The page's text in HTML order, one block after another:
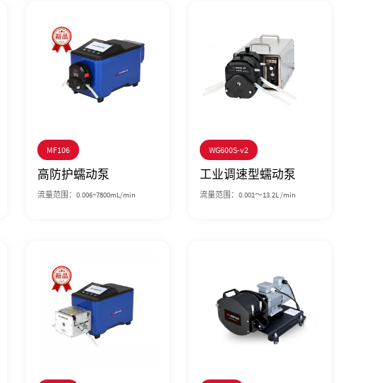
MF106
高防护蠕动泵
流量范围：0.006~7800mL/min
WG600S-v2
工业调速型蠕动泵
流量范围：0.001～13.2L /min